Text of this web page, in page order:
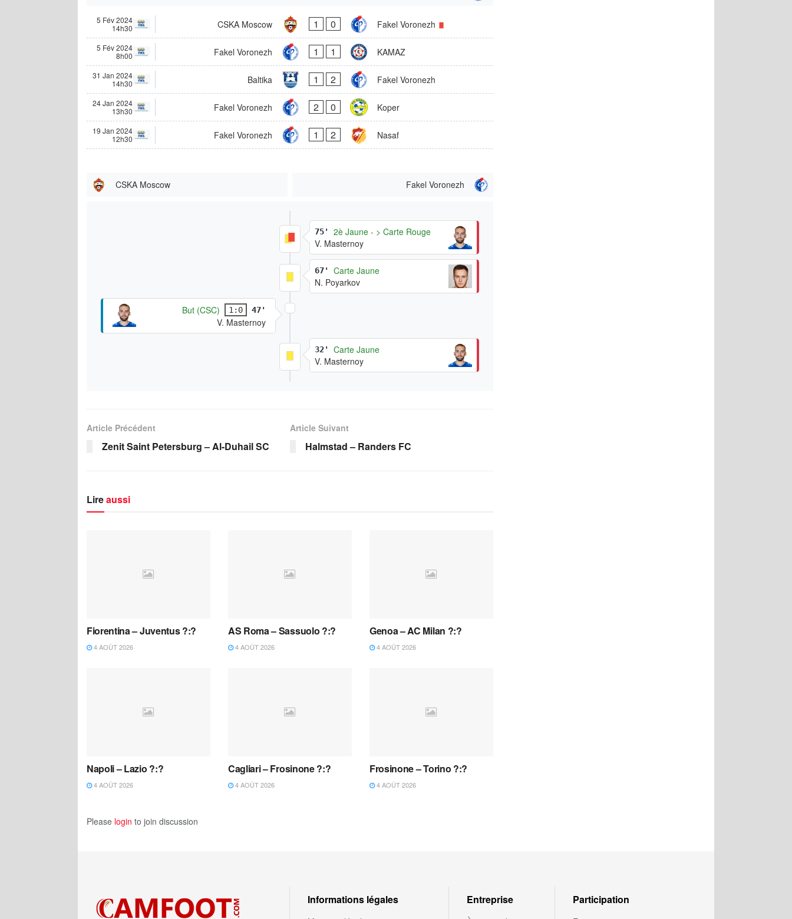
5 Fév 2024
14h30
CSKA Moscow 1 0 Fakel Voronezh
5 Fév 2024
8h00
Fakel Voronezh 1 1 KAMAZ
31 Jan 2024
14h30
Baltika 1 2 Fakel Voronezh
24 Jan 2024
13h30
Fakel Voronezh 2 0 Koper
19 Jan 2024
12h30
Fakel Voronezh 1 2 Nasaf
CSKA Moscow Fakel Voronezh
75'
2è Jaune - > Carte Rouge
V. Masternoy
67'
Carte Jaune
N. Poyarkov
But (CSC) 1:0 47'
V. Masternoy
32'
Carte Jaune
V. Masternoy
Article Précédent
Zenit Saint Petersburg – Al-Duhail SC
Article Suivant
Halmstad – Randers FC
Lireaussi
Fiorentina – Juventus ?:?
4 AOÛT 2026
AS Roma – Sassuolo ?:?
4 AOÛT 2026
Genoa – AC Milan ?:?
4 AOÛT 2026
Napoli – Lazio ?:?
4 AOÛT 2026
Cagliari – Frosinone ?:?
4 AOÛT 2026
Frosinone – Torino ?:?
4 AOÛT 2026
Please login to join discussion
Informations légales Entreprise Participation